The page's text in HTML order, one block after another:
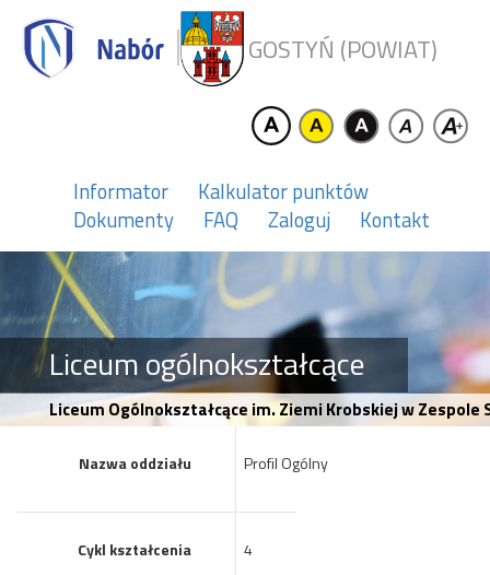
GOSTYŃ (POWIAT)
Informator
Kalkulator punktów
Dokumenty
FAQ Zaloguj Kontakt
Liceum ogólnokształcące
Liceum Ogólnokształcące im. Ziemi Krobskiej w
Nazwa oddziału Profil Ogólny
Cykl kształcenia 4